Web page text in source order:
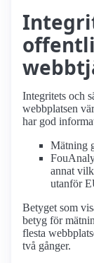
Integritets och
webbplatsen
har god
Mätning
annat
utanför
Betyget som
betyg för
flesta
två gånger.